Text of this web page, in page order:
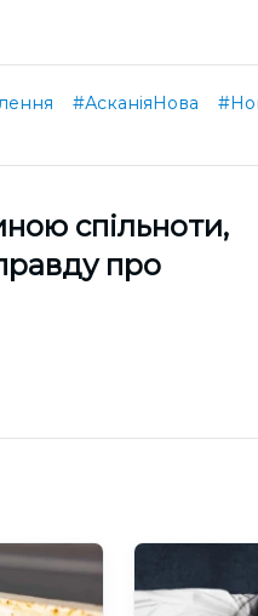
#АсканіяНова
спільноти,
про